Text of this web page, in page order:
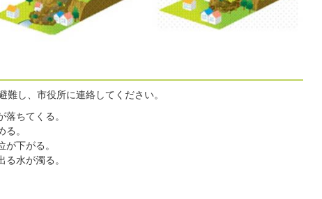
し、市役所に連絡してください。
ちてくる。
。
下がる。
水が濁る。